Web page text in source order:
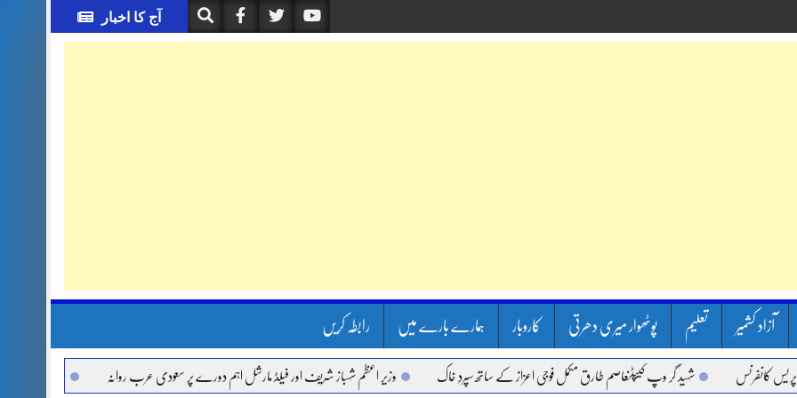
آج کا اخبار
آزاد کشمیر تعلیم پوٹھوار میری دھرتی کاروبار ہمارے بارے میں رابطہ کریں
شہید گر وپ کیپٹنعاصم طارق مکمل فوجی اعزاز کے ساتھ سپردِ خاک وزیر اعظم شہباز شریف اور فیلڈ مارشل اہم دورے پر سعودی عرب روانہ آئی ایم ایف مخصوص